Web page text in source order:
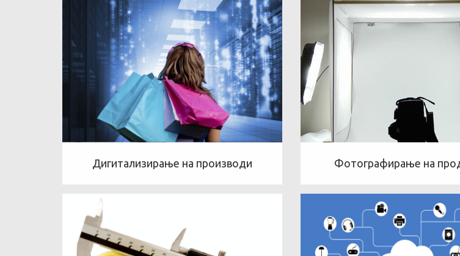
Дигитализирање на производи Фотографирање на